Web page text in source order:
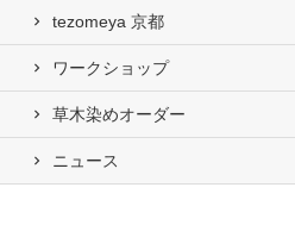
tezomeya 京都
ワークショップ
草木染めオーダー
ニュース